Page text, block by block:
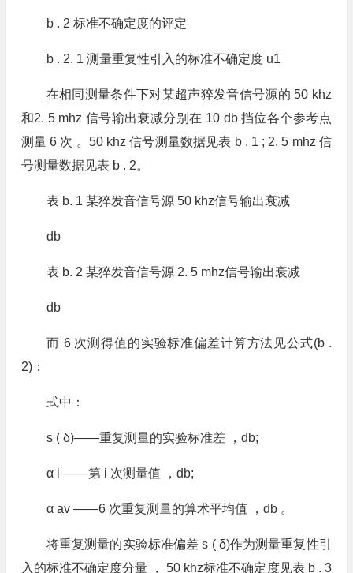
b . 2 标准不确定度的评定
b . 2. 1 测量重复性引入的标准不确定度 u1
在相同测量条件下对某超声猝发音信号源的 50 khz
和2. 5 mhz 信号输出衰减分别在 10 db 挡位各个参考点
测量 6 次 。50 khz 信号测量数据见表 b . 1 ; 2. 5 mhz 信
号测量数据见表 b . 2。
表 b. 1 某猝发音信号源 50 khz信号输出衰减
db
表 b. 2 某猝发音信号源 2. 5 mhz信号输出衰减
db
而 6 次测得值的实验标准偏差计算方法见公式(b .
2)：
式中：
s ( δ)——重复测量的实验标准差 ，db;
α i ——第 i 次测量值 ，db;
α av ——6 次重复测量的算术平均值 ，db 。
将重复测量的实验标准偏差 s ( δ)作为测量重复性引
入的标准不确定度分量 ， 50 khz标准不确定度见表 b . 3